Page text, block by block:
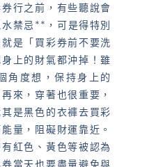
行之前，有些聽說會
禁忌**，可是得特別
是「買彩券前不要洗
上的財氣都沖掉！雖
角度想，保持身上的
來，穿著也很重要，
是黑色的衣褲去買彩
量，阻礙財運靠近。
紅色、黃色等被認為